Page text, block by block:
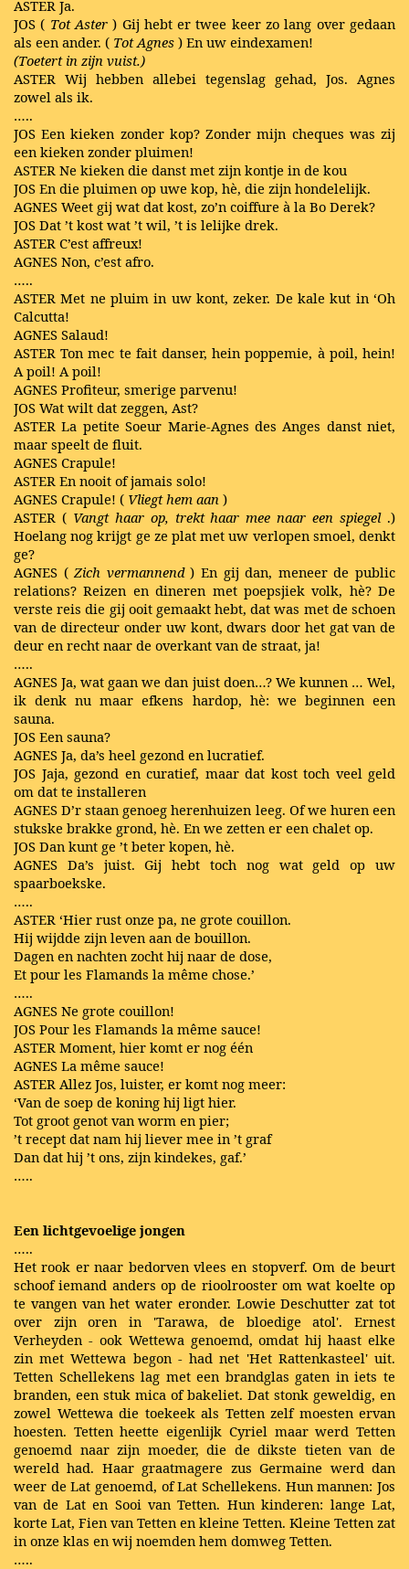
ASTER Ja.
JOS ( Tot Aster ) Gij hebt er twee keer zo lang over gedaan
als een ander. ( Tot Agnes ) En uw eindexamen!
(Toetert in zijn vuist.)
ASTER Wij hebben allebei tegenslag gehad, Jos. Agnes
zowel als ik.
…..
JOS Een kieken zonder kop? Zonder mijn cheques was zij
een kieken zonder pluimen!
ASTER Ne kieken die danst met zijn kontje in de kou
JOS En die pluimen op uwe kop, hè, die zijn hondelelijk.
AGNES Weet gij wat dat kost, zo’n coiffure à la Bo Derek?
JOS Dat ’t kost wat ’t wil, ’t is lelijke drek.
ASTER C’est affreux!
AGNES Non, c’est afro.
…..
ASTER Met ne pluim in uw kont, zeker. De kale kut in ‘Oh
Calcutta!
AGNES Salaud!
ASTER Ton mec te fait danser, hein poppemie, à poil, hein!
A poil! A poil!
AGNES Profiteur, smerige parvenu!
JOS Wat wilt dat zeggen, Ast?
ASTER La petite Soeur Marie-Agnes des Anges danst niet,
maar speelt de fluit.
AGNES Crapule!
ASTER En nooit of jamais solo!
AGNES Crapule! ( Vliegt hem aan )
ASTER ( Vangt haar op, trekt haar mee naar een spiegel .)
Hoelang nog krijgt ge ze plat met uw verlopen smoel, denkt
ge?
AGNES ( Zich vermannend ) En gij dan, meneer de public
relations? Reizen en dineren met poepsjiek volk, hè? De
verste reis die gij ooit gemaakt hebt, dat was met de schoen
van de directeur onder uw kont, dwars door het gat van de
deur en recht naar de overkant van de straat, ja!
…..
AGNES Ja, wat gaan we dan juist doen…? We kunnen … Wel,
ik denk nu maar efkens hardop, hè: we beginnen een
sauna.
JOS Een sauna?
AGNES Ja, da’s heel gezond en lucratief.
JOS Jaja, gezond en curatief, maar dat kost toch veel geld
om dat te installeren
AGNES D’r staan genoeg herenhuizen leeg. Of we huren een
stukske brakke grond, hè. En we zetten er een chalet op.
JOS Dan kunt ge ’t beter kopen, hè.
AGNES Da’s juist. Gij hebt toch nog wat geld op uw
spaarboekske.
…..
ASTER ‘Hier rust onze pa, ne grote couillon.
Hij wijdde zijn leven aan de bouillon.
Dagen en nachten zocht hij naar de dose,
Et pour les Flamands la même chose.’
…..
AGNES Ne grote couillon!
JOS Pour les Flamands la même sauce!
ASTER Moment, hier komt er nog één
AGNES La même sauce!
ASTER Allez Jos, luister, er komt nog meer:
‘Van de soep de koning hij ligt hier.
Tot groot genot van worm en pier;
’t recept dat nam hij liever mee in ’t graf
Dan dat hij ’t ons, zijn kindekes, gaf.’
…..
Een lichtgevoelige jongen
…..
Het rook er naar bedorven vlees en stopverf. Om de beurt
schoof iemand anders op de rioolrooster om wat koelte op
te vangen van het water eronder. Lowie Deschutter zat tot
over zijn oren in 'Tarawa, de bloedige atol'. Ernest
Verheyden - ook Wettewa genoemd, omdat hij haast elke
zin met Wettewa begon - had net 'Het Rattenkasteel' uit.
Tetten Schellekens lag met een brandglas gaten in iets te
branden, een stuk mica of bakeliet. Dat stonk geweldig, en
zowel Wettewa die toekeek als Tetten zelf moesten ervan
hoesten. Tetten heette eigenlijk Cyriel maar werd Tetten
genoemd naar zijn moeder, die de dikste tieten van de
wereld had. Haar graatmagere zus Germaine werd dan
weer de Lat genoemd, of Lat Schellekens. Hun mannen: Jos
van de Lat en Sooi van Tetten. Hun kinderen: lange Lat,
korte Lat, Fien van Tetten en kleine Tetten. Kleine Tetten zat
in onze klas en wij noemden hem domweg Tetten.
…..